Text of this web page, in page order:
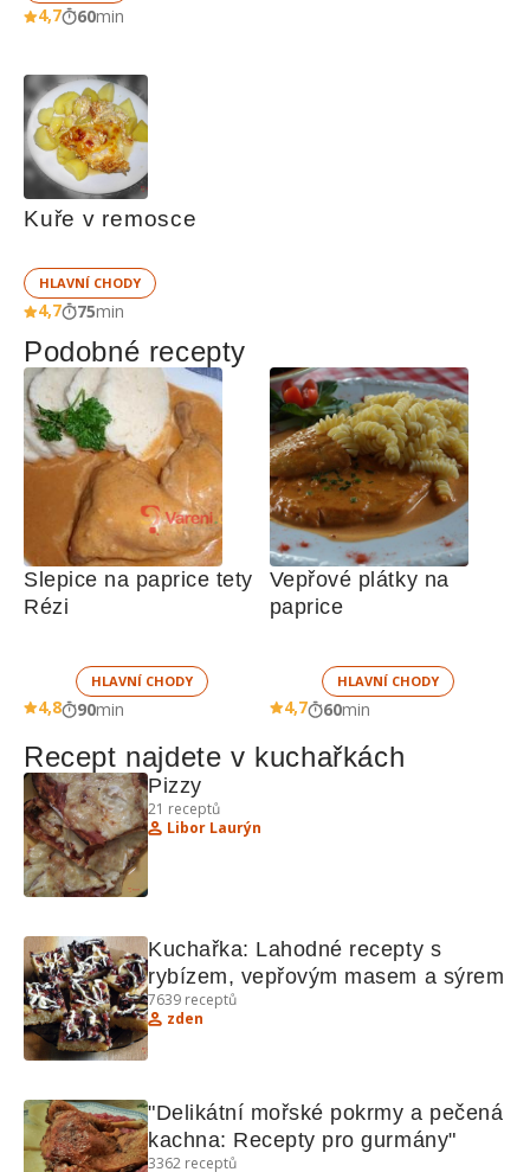
4,7 60min
Kuře v remosce
HLAVNÍ CHODY
4,7 75min
Podobné recepty
Slepice na paprice tety
Rézi
HLAVNÍ CHODY
4,8 90min
Vepřové plátky na
paprice
HLAVNÍ CHODY
4,7 60min
Recept najdete v kuchařkách
Pizzy
21 receptů
Libor Laurýn
Kuchařka: Lahodné recepty s
rybízem, vepřovým masem a sýrem
7639 receptů
zden
"Delikátní mořské pokrmy a pečená
kachna: Recepty pro gurmány"
3362 receptů